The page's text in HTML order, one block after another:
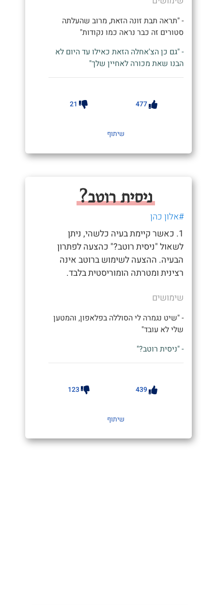
- "תראה תבת זונה הזאת, מרוב שהעלתה
סטורים זה כבר נראה כמו נקודות"
- "גם כן הצ'אחלה הזאת כאילו עד היום לא
הבנו שאת מכורה לאחיין שלך"
477
21
שיתוף
ניסית רוטב?
#אלון כהן
1. כאשר קיימת בעיה כלשהי, ניתן
לשאול "ניסית רוטב?" כהצעה לפתרון
הבעיה. ההצעה לשימוש ברוטב אינה
רצינית ומטרתה הומוריסטית בלבד.
שימושים
- "שיט נגמרה לי הסוללה בפלאפון, והמטען
שלי לא עובד"
- "ניסית רוטב?"
439
123
שיתוף